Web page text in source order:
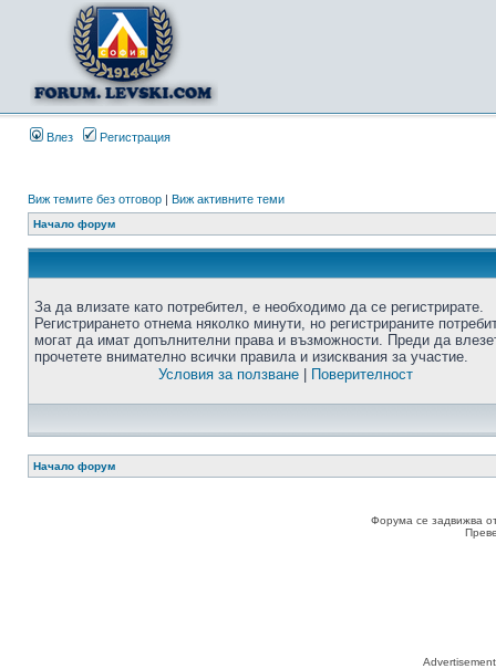
Влез Регистрация
Виж темите без отговор | Виж активните теми
Начало форум
За да влизате като потребител, е необходимо да се регистрирате.
Регистрирането отнема няколко минути, но регистрираните
могат да имат допълнителни права и възможности. Преди да
прочетете внимателно всички правила и изисквания за участие.
Условия за ползване| Поверителност
Начало форум
Форума се задвижва